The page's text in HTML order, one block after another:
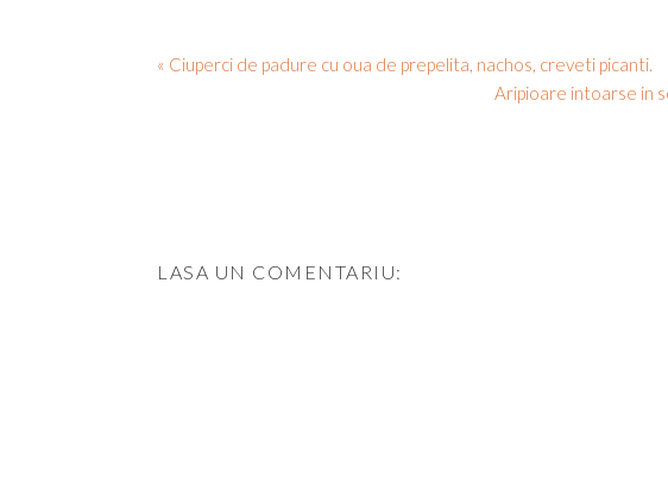
« Ciuperci de padure cu oua de prepelita, nachos, creveti picanti.
Aripioare intoarse in
LASA UN COMENTARIU: